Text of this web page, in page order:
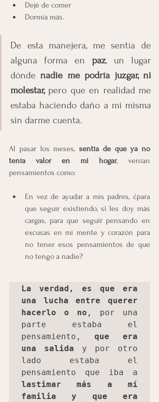
Dejé de comer
Dormía más.
De esta manejera, me sentía de
alguna forma en paz, un lugar
dónde nadie me podría juzgar, ni
molestar, pero que en realidad me
estaba haciendo daño a mi misma
sin darme cuenta.
Al pasar los meses, sentía de que ya no
tenía valor en mi hogar, venían
pensamientos como:
En vez de ayudar a mis padres, ¿para
que seguir existiendo, si les doy más
cargas, para que seguir pensando en
excusas en mi mente y corazón para
no tener esos pensamientos de que
no tengo a nadie?
La verdad, es que era
una lucha entre querer
hacerlo o no , por una
parte estaba el
pensamiento, que era
una salida y por otro
lado estaba el
lastimar más a mí
familia y que era